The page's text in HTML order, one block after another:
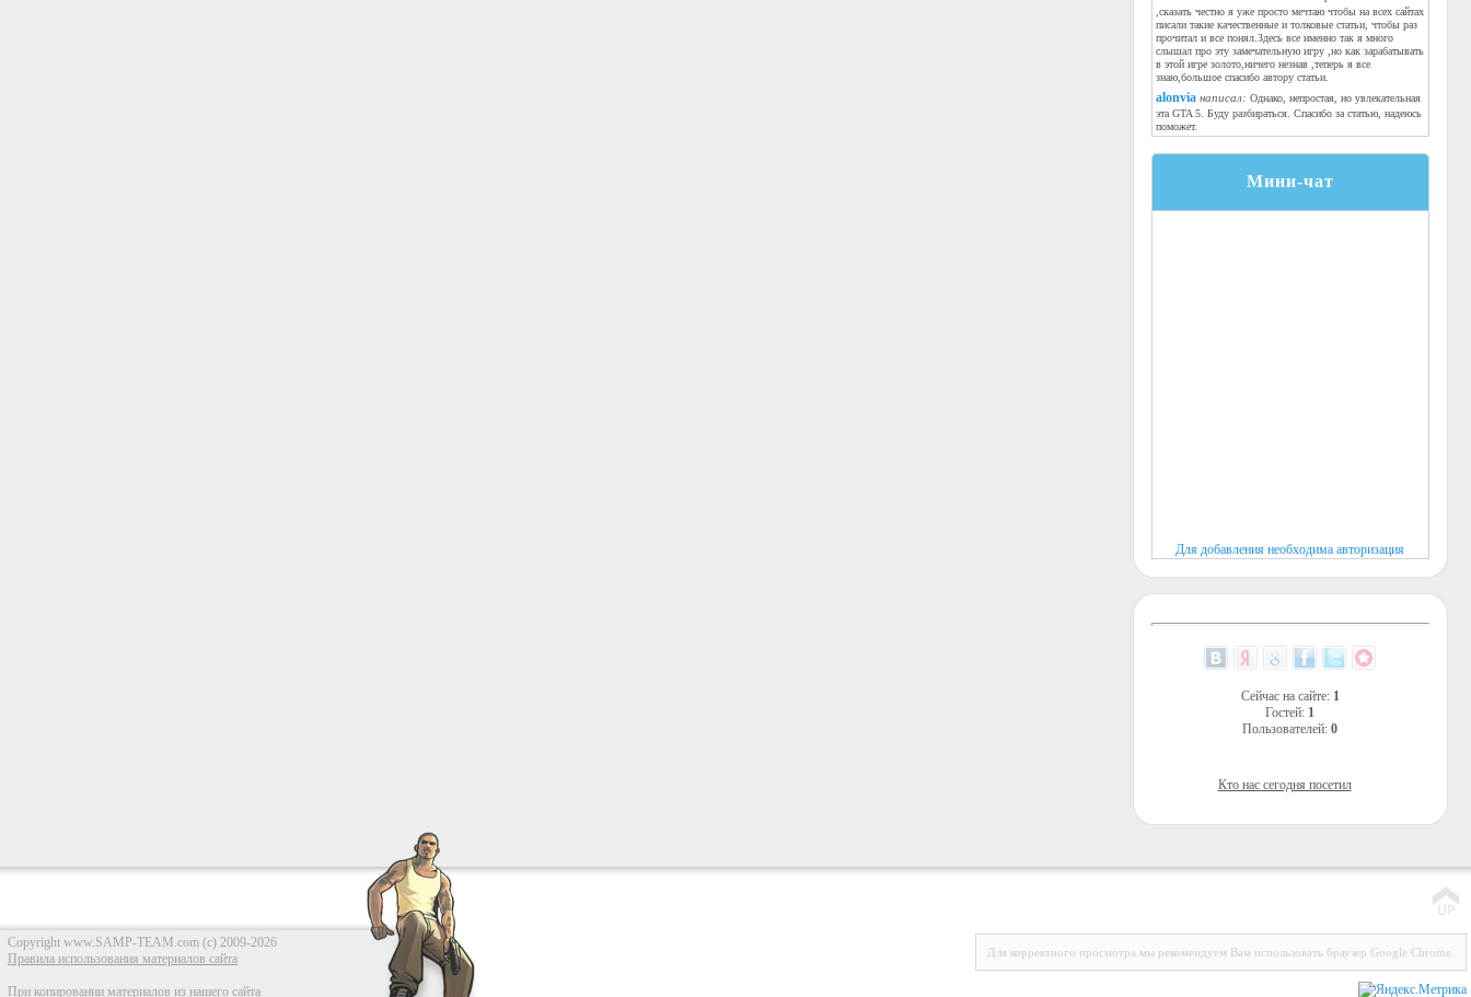
,сказать честно я уже просто мечтаю чтобы на всех сайтах
писали такие качественные и толковые статьи, чтобы раз
прочитал и все понял.Здесь все именно так я много
слышал про эту замечательную игру ,но как зарабатывать
в этой игре золото,ничего незнав ,теперь я все
знаю,большое спасибо автору статьи.
alonvia написал: Однако, непростая, но увлекательная
эта GTA 5. Буду разбираться. Спасибо за статью, надеюсь
поможет.
Мини-чат
Для добавления необходима авторизация
Сейчас на сайте: 1
Гостей: 1
Пользователей: 0
Кто нас сегодня посетил
Copyright www.SAMP-TEAM.com (c) 2009-2026
Правила использования материалов сайта
При копировании материалов из нашего сайта
Для корректного просмотра мы рекомендуем Вам использовать браузер Google Chrome.